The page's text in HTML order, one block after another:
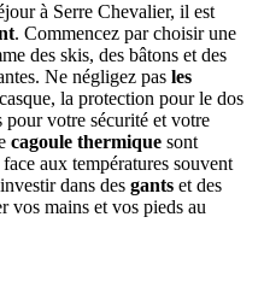
à Serre Chevalier, il est
. Commencez par choisir une
des skis, des bâtons et des
Ne négligez pas les
la protection pour le dos
pour votre sécurité et votre
cagoule thermique sont
aux températures souvent
dans des gants et des
vos mains et vos pieds au